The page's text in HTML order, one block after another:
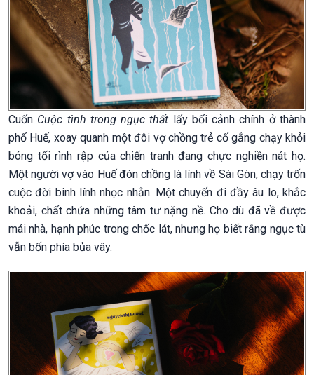
Cuốn Cuộc tình trong ngục thất lấy bối cảnh chính ở thành
phố Huế, xoay quanh một đôi vợ chồng trẻ cố gắng chạy khỏi
bóng tối rình rập của chiến tranh đang chực nghiền nát họ.
Một người vợ vào Huế đón chồng là lính về Sài Gòn, chạy trốn
cuộc đời binh lính nhọc nhằn. Một chuyến đi đầy âu lo, khắc
khoải, chất chứa những tâm tư nặng nề. Cho dù đã về được
mái nhà, hạnh phúc trong chốc lát, nhưng họ biết rằng ngục tù
vẫn bốn phía bủa vây.